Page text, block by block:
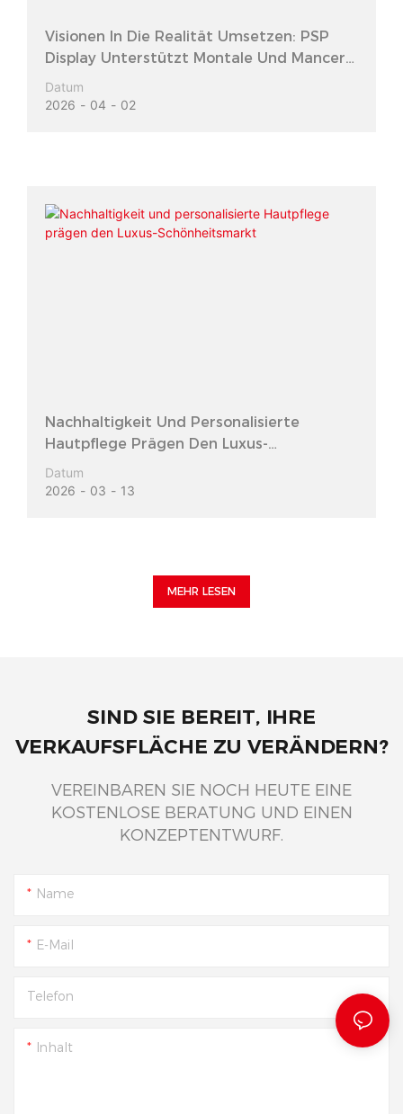
Visionen In Die Realität Umsetzen: PSP
Display Unterstützt Montale Und Mancera
Bei Den Notes Shanghai 2026
Datum
2026
04 02
Nachhaltigkeit Und Personalisierte
Hautpflege Prägen Den Luxus-
Schönheitsmarkt
Datum
2026
03 13
MEHR LESEN
SIND SIE BEREIT, IHRE
VERKAUFSFLÄCHE ZU VERÄNDERN?
VEREINBAREN SIE NOCH HEUTE EINE
KOSTENLOSE BERATUNG UND EINEN
KONZEPTENTWURF.
Name
E-Mail
Telefon
Inhalt